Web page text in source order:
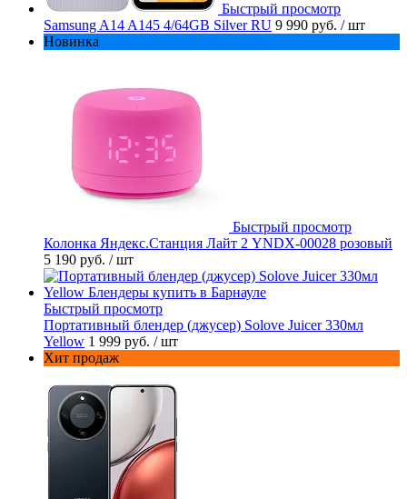
Быстрый просмотр
Samsung A14 A145 4/64GB Silver RU 9 990 руб. / шт
Новинка
Быстрый просмотр
Колонка Яндекс.Станция Лайт 2 YNDX-00028 розовый
5 190 руб. / шт
Быстрый просмотр
Портативный блендер (джусер) Solove Juicer 330мл
Yellow 1 999 руб. / шт
Хит продаж